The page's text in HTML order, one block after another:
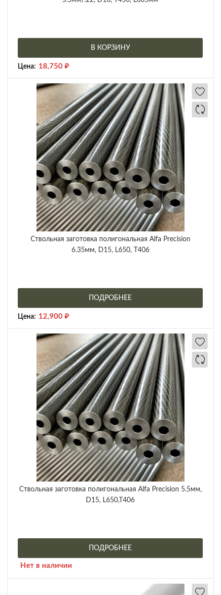
В КОРЗИНУ
Цена: 18,750 ₽
Ствольная заготовка полигональная Alfa Precision
6.35мм, D15, L650, T406
ПОДРОБНЕЕ
Цена: 12,900 ₽
Ствольная заготовка полигональная Alfa Precision 5.5мм,
D15, L650,T406
ПОДРОБНЕЕ
Нет в наличии